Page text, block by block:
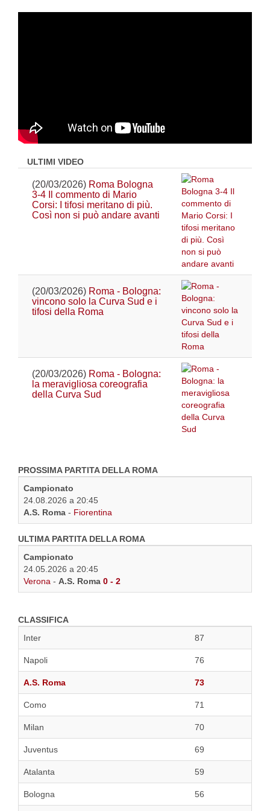
ULTIMI VIDEO
(20/03/2026) Roma Bologna
3-4 Il commento di Mario
Corsi: I tifosi meritano di più.
Così non si può andare avanti
(20/03/2026) Roma - Bologna:
vincono solo la Curva Sud e i
tifosi della Roma
(20/03/2026) Roma - Bologna:
la meravigliosa coreografia
della Curva Sud
PROSSIMA PARTITA DELLA ROMA
Campionato
24.08.2026 a 20:45
A.S. Roma - Fiorentina
ULTIMA PARTITA DELLA ROMA
Campionato
24.05.2026 a 20:45
Verona - A.S. Roma 0 - 2
CLASSIFICA
Inter
87
Napoli 76
A.S. Roma 73
Como 71
Milan 70
Juventus 69
Atalanta 59
Bologna 56